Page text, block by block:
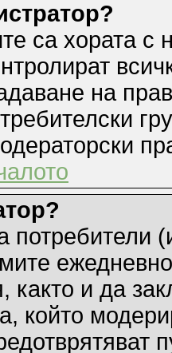
са хората с
на
потребители
както и да
който